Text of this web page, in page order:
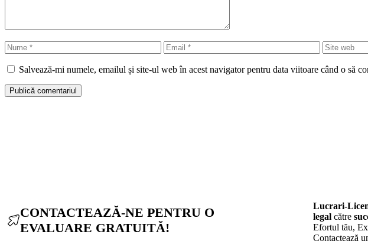
Nume Email
Site
web
Salvează-mi numele, emailul și site-ul web în acest navigator pentru data viitoare când o să
CONTACTEAZĂ-NE PENTRU O
EVALUARE GRATUITĂ!
Lucrari-
legal către
Efortul tău,
Contactează